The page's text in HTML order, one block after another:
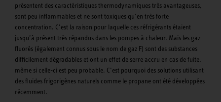
présentent des caractéristiques thermodynamiques très avantageuses,
sont peu inflammables et ne sont toxiques qu’en très forte
concentration. C’est la raison pour laquelle ces réfrigérants étaient
jusqu’à présent très répandus dans les pompes à chaleur. Mais les gaz
fluorés (également connus sous le nom de gaz F) sont des substances
difficilement dégradables et ont un effet de serre accru en cas de fuite,
même si celle-ci est peu probable. C’est pourquoi des solutions utilisant
des fluides frigorigènes naturels comme le propane ont été développées
récemment.